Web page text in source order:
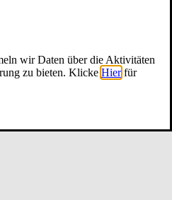
wir Daten über die Aktivitäten
zu bieten. Klicke Hier für
­Hy­po­